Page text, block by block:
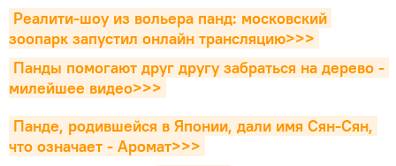
Реалити-шоу из вольера панд: московский
зоопарк запустил онлайн трансляцию>>>
Панды помогают друг другу забраться на дерево -
милейшее видео>>>
Панде, родившейся в Японии, дали имя Сян-Сян,
что означает - Аромат>>>